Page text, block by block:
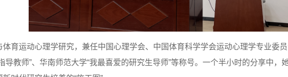
育运动心理学研究，兼任中国心理学会、中国体育科学学会运动心理学专业委
教师”、华南师范大学“我最喜爱的研究生导师”等称号。一个半小时的分享中，